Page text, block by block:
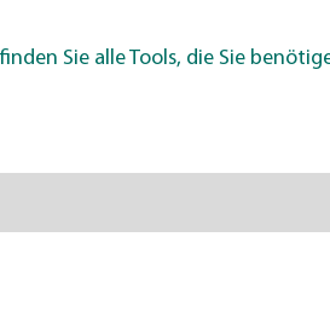
Sie alle Tools, die Sie